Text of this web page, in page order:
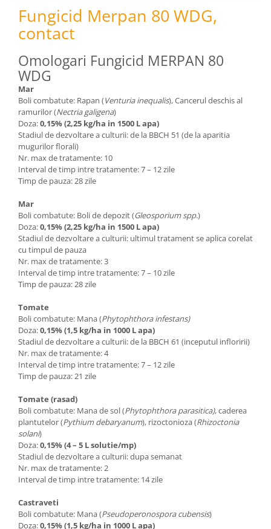
Cricuri pneumatice
Prese Hidraulice
Prese de rulmenti hidraulice
Prese de indoit tevi hidraulice
Echipamente electrice
Benzi izolatoare
Role Prelungitoare
Polizoare unghiulare
Echipamente auto
Unelte de mana
Scule pneumatice
Podele hidraulice & Presa de banc
Cabluri si incarcatoare acumulator
Echipamente de ridicat
Chinga ancorare
Depozitare si organizare
Freza de zapada
Echipamente de curatenie
Fungicid Merpan 80 WDG,
contact
Omologari Fungicid MERPAN 80
WDG
Mar
Boli combatute: Rapan (Venturia inequalis), Cancerul deschis al
ramurilor (Nectria galigena)
Doza:0,15% (2,25 kg/ha in 1500 L apa)
Stadiul de dezvoltare a culturii: de la BBCH 51 (de la aparitia
mugurilor florali)
Nr. max de tratamente: 10
Interval de timp intre tratamente: 7 – 12 zile
Timp de pauza: 28 zile
Mar
Boli combatute: Boli de depozit (Gleosporium spp.)
Doza:0,15% (2,25 kg/ha in 1500 L apa)
Stadiul de dezvoltare a culturii: ultimul tratament se aplica corelat
cu timpul de pauza
Nr. max de tratamente: 3
Interval de timp intre tratamente: 7 – 10 zile
Timp de pauza: 28 zile
Tomate
Boli combatute: Mana (Phytophthora infestans)
Doza:0,15% (1,5 kg/ha in 1000 L apa)
Stadiul de dezvoltare a culturii: de la BBCH 61 (inceputul infloririi)
Nr. max de tratamente: 4
Interval de timp intre tratamente: 7 – 12 zile
Timp de pauza: 21 zile
Tomate (rasad)
Boli combatute: Mana de sol (Phytophthora parasitica), caderea
plantutelor (Pythium debaryanum), rizoctonioza (Rhizoctonia
solani)
Doza:0,15% (4 – 5 L solutie/mp)
Stadiul de dezvoltare a culturii: dupa semanat
Nr. max de tratamente: 2
Interval de timp intre tratamente: 14 zile
Castraveti
Boli combatute: Mana (Pseudoperonospora cubensis)
Doza:0,15% (1,5 kg/ha in 1000 L apa)